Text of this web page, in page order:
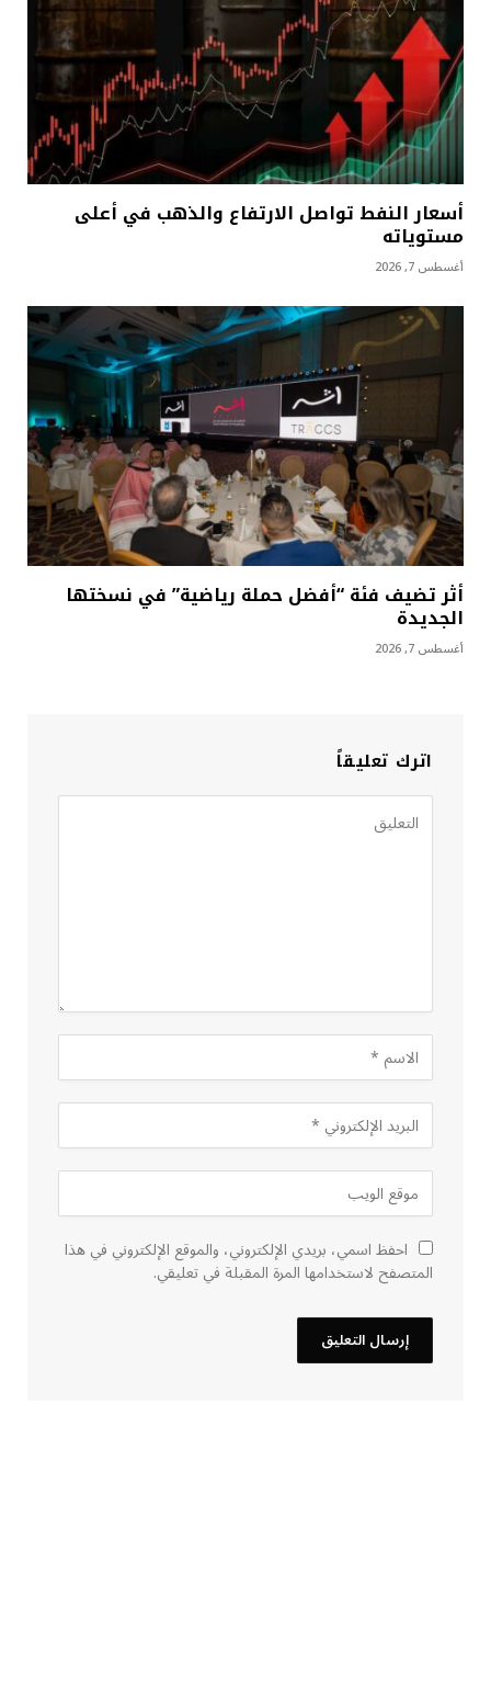
أسعار النفط تواصل الارتفاع والذهب في أعلى
مستوياته
أغسطس 7, 2026
أثر تضيف فئة “أفضل حملة رياضية” في نسختها
الجديدة
أغسطس 7, 2026
اترك تعليقاً
احفظ اسمي، بريدي الإلكتروني، والموقع الإلكتروني في هذا
المتصفح لاستخدامها المرة المقبلة في تعليقي.